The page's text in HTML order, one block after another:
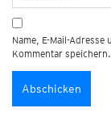
Name, E-Mail-
Kommentar speichern.